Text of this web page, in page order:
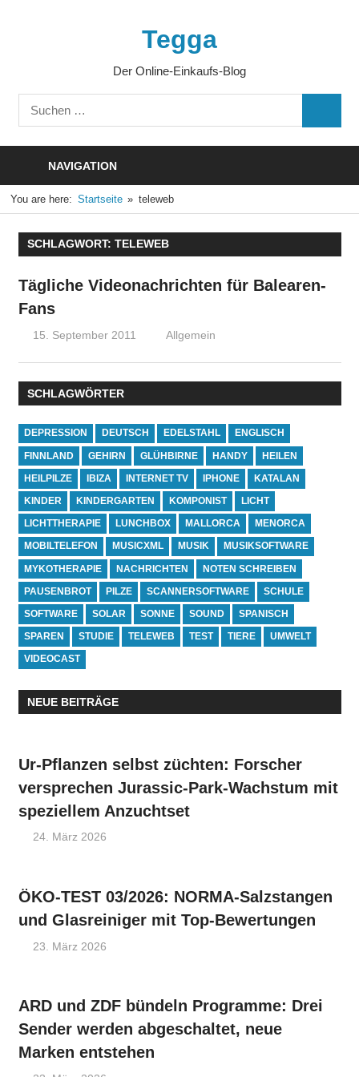
Tegga
Der Online-Einkaufs-Blog
Suchen
nach:
NAVIGATION
You are here: Startseite teleweb
SCHLAGWORT: TELEWEB
Tägliche Videonachrichten für Balearen-
Fans
15. September 2011 Thomas
Allgemein
SCHLAGWÖRTER
DEPRESSION DEUTSCH EDELSTAHL ENGLISCH
FINNLAND GEHIRN GLÜHBIRNE HANDY HEILEN
HEILPILZE IBIZA INTERNET TV IPHONE KATALAN
KINDER KINDERGARTEN KOMPONIST LICHT
LICHTTHERAPIE LUNCHBOX MALLORCA MENORCA
MOBILTELEFON MUSICXML MUSIK MUSIKSOFTWARE
MYKOTHERAPIE NACHRICHTEN NOTEN SCHREIBEN
PAUSENBROT PILZE SCANNERSOFTWARE SCHULE
SOFTWARE SOLAR SONNE SOUND SPANISCH
SPAREN STUDIE TELEWEB TEST TIERE UMWELT
VIDEOCAST
NEUE BEITRÄGE
Ur-Pflanzen selbst züchten: Forscher
versprechen Jurassic-Park-Wachstum mit
speziellem Anzuchtset
24. März 2026
ÖKO-TEST 03/2026: NORMA-Salzstangen
und Glasreiniger mit Top-Bewertungen
23. März 2026
ARD und ZDF bündeln Programme: Drei
Sender werden abgeschaltet, neue
Marken entstehen